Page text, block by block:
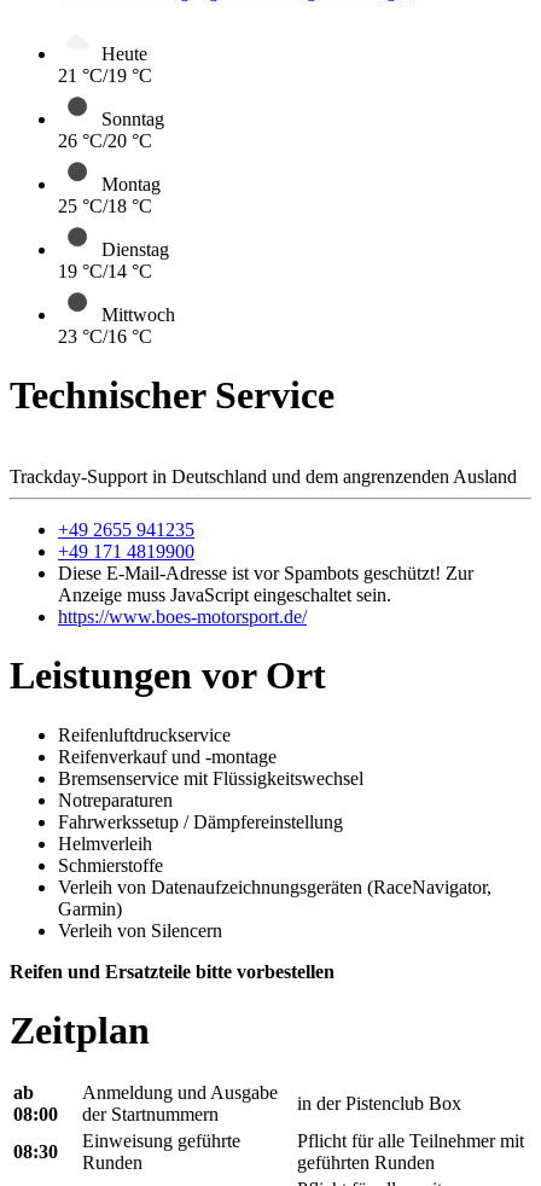
Heute
21 °C/19 °C
Sonntag
26 °C/20 °C
Montag
25 °C/18 °C
Dienstag
19 °C/14 °C
Mittwoch
23 °C/16 °C
Technischer Service
Trackday-Support in Deutschland und dem angrenzenden Ausland
+49 2655 941235
+49 171 4819900
Diese E-Mail-Adresse ist vor Spambots geschützt! Zur
Anzeige muss JavaScript eingeschaltet sein.
https://www.boes-motorsport.de/
Leistungen vor Ort
Reifenluftdruckservice
Reifenverkauf und -montage
Bremsenservice mit Flüssigkeitswechsel
Notreparaturen
Fahrwerkssetup / Dämpfereinstellung
Helmverleih
Schmierstoffe
Verleih von Datenaufzeichnungsgeräten (RaceNavigator,
Garmin)
Verleih von Silencern
Reifen und Ersatzteile bitte vorbestellen
Zeitplan
ab
08:00
Anmeldung und Ausgabe
der Startnummern
in der Pistenclub Box
08:30
Einweisung geführte
Runden
Pflicht für alle Teilnehmer mit
geführten Runden